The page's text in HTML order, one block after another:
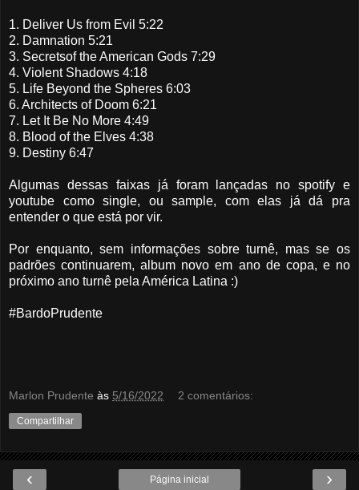
1. Deliver Us from Evil 5:22
2. Damnation 5:21
3. Secretsof the American Gods 7:29
4. Violent Shadows 4:18
5. Life Beyond the Spheres 6:03
6. Architects of Doom 6:21
7. Let It Be No More 4:49
8. Blood of the Elves 4:38
9. Destiny 6:47
Algumas dessas faixas já foram lançadas no spotify e
youtube como single, ou sample, com elas já dá pra
entender o que está por vir.
Por enquanto, sem informações sobre turnê, mas se os
padrões continuarem, album novo em ano de copa, e no
próximo ano turnê pela América Latina :)
#BardoPrudente
Marlon Prudente às 5/16/2022 2 comentários:
Compartilhar
‹ ›
Página inicial